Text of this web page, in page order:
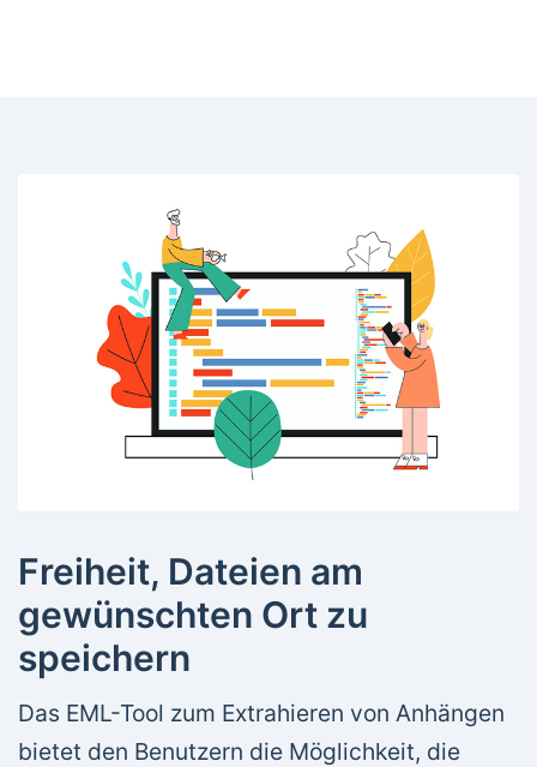
Freiheit, Dateien am
gewünschten Ort zu
speichern
Das EML-Tool zum Extrahieren von Anhängen
bietet den Benutzern die Möglichkeit, die